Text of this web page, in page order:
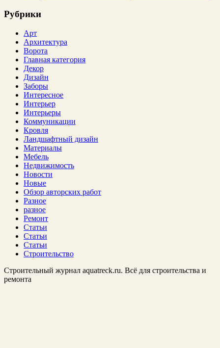
Рубрики
Арт
Архитектура
Ворота
Главная категория
Декор
Дизайн
Заборы
Интересное
Интерьер
Интерьеры
Коммуникации
Кровля
Ландшафтный дизайн
Материалы
Мебель
Недвижимость
Новости
Новые
Обзор авторских работ
Разное
разное
Ремонт
Статьи
Статьи
Статьи
Строительство
Строительный журнал aquatreck.ru. Всё для строительства и
ремонта